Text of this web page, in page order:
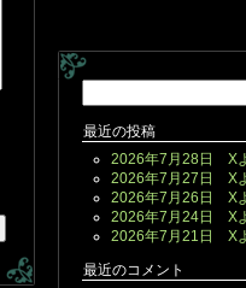
索:
最近の投稿
2026年7月28日 X
2026年7月27日 X
2026年7月26日 X
2026年7月24日 X
2026年7月21日 X
最近のコメント